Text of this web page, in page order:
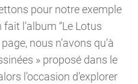
pour notre exemple
l’album “Le Lotus
nous n’avons qu’à
» proposé dans le
l’occasion d’explorer